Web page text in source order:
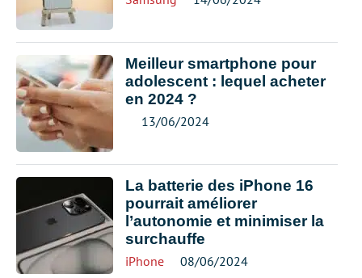
Meilleur smartphone pour
adolescent : lequel acheter
en 2024 ?
13/06/2024
La batterie des iPhone 16
pourrait améliorer
l’autonomie et minimiser la
surchauffe
iPhone 08/06/2024